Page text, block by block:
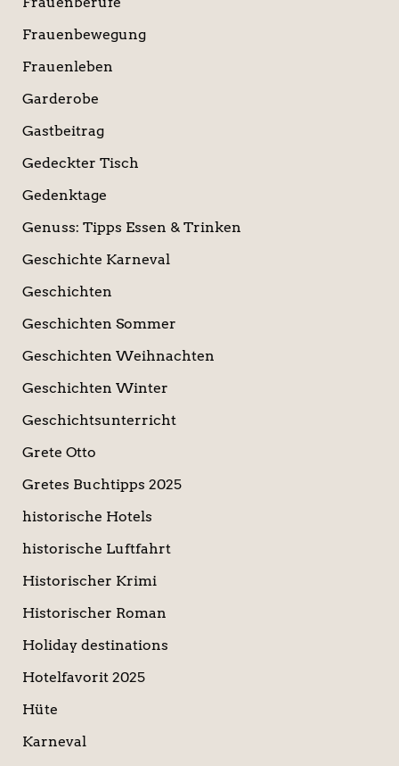
Frauenbewegung
Frauenleben
Garderobe
Gastbeitrag
Gedeckter Tisch
Gedenktage
Genuss: Tipps Essen & Trinken
Geschichte Karneval
Geschichten
Geschichten Sommer
Geschichten Weihnachten
Geschichten Winter
Geschichtsunterricht
Grete Otto
Gretes Buchtipps 2025
historische Hotels
historische Luftfahrt
Historischer Krimi
Historischer Roman
Holiday destinations
Hotelfavorit 2025
Hüte
Karneval